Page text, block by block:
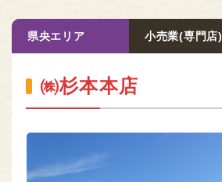
県央エリア 小売業(専門店)
㈱杉本本店
お知らせ
NEWS
MEAT OF KUMAMOTO